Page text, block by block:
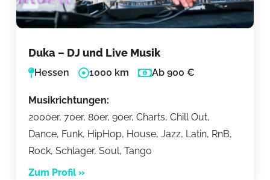
Duka – DJ und Live Musik
Hessen 1000 km Ab 900 €
Musikrichtungen:
2000er, 70er, 80er, 90er, Charts, Chill Out,
Dance, Funk, HipHop, House, Jazz, Latin, RnB,
Rock, Schlager, Soul, Tango
Zum Profil »